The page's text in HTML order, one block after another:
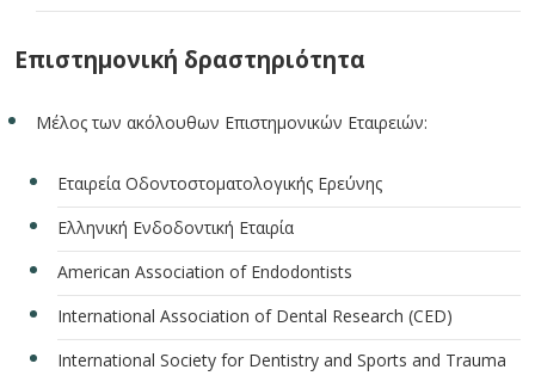
Επιστημονική δραστηριότητα
Μέλος των ακόλουθων Επιστημονικών Εταιρειών:
Eταιρεία Οδοντοστοματολογικής Ερεύνης
Ελληνική Ενδοδοντική Εταιρία
American Association of Endodontists
International Association of Dental Research (CED)
International Society for Dentistry and Sports and Trauma